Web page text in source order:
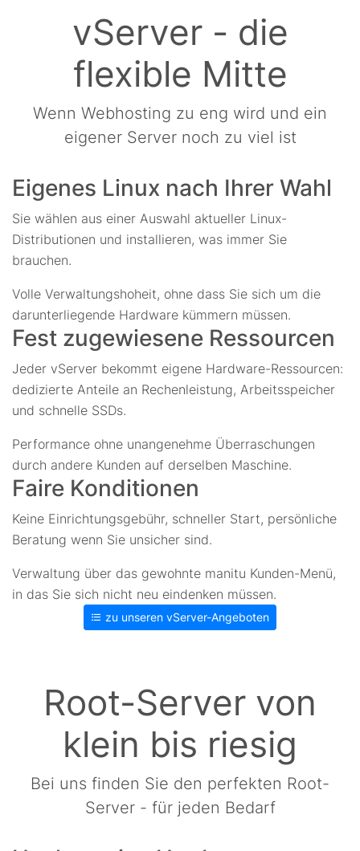
vServer - die
flexible Mitte
Wenn Webhosting zu eng wird und ein
eigener Server noch zu viel ist
Eigenes Linux nach Ihrer Wahl
Sie wählen aus einer Auswahl aktueller Linux-
Distributionen und installieren, was immer Sie
brauchen.
Volle Verwaltungshoheit, ohne dass Sie sich um die
darunterliegende Hardware kümmern müssen.
Fest zugewiesene Ressourcen
Jeder vServer bekommt eigene Hardware-Ressourcen:
dedizierte Anteile an Rechenleistung, Arbeitsspeicher
und schnelle SSDs.
Performance ohne unangenehme Überraschungen
durch andere Kunden auf derselben Maschine.
Faire Konditionen
Keine Einrichtungsgebühr, schneller Start, persönliche
Beratung wenn Sie unsicher sind.
Verwaltung über das gewohnte manitu Kunden-Menü,
in das Sie sich nicht neu eindenken müssen.
zu unseren vServer-Angeboten
Root-Server von
klein bis riesig
Bei uns finden Sie den perfekten Root-
Server - für jeden Bedarf